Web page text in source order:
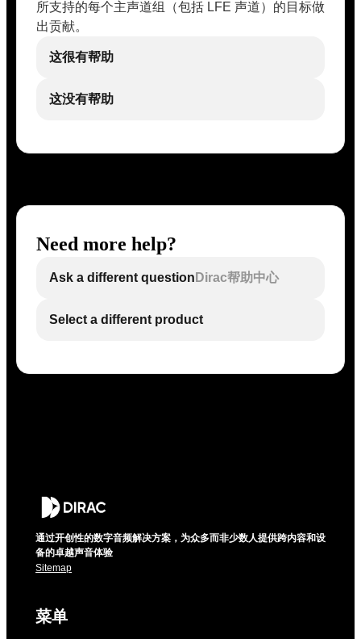
所支持的每个主声道组（包括 LFE 声道）的目标做
出贡献。
这很有帮助
这没有帮助
Need more help?
Ask a different question Dirac帮助中心
Select a different product
通过开创性的数字音频解决方案，为众多而非少数人提供跨内容和设
备的卓越声音体验
Sitemap
菜单